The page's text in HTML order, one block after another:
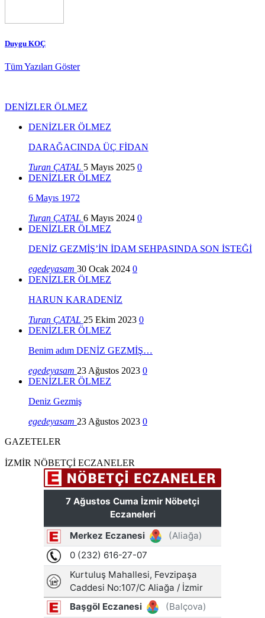
Duygu KOÇ
Tüm Yazıları Göster
DENİZLER ÖLMEZ
DENİZLER ÖLMEZ
DARAĞACINDA ÜÇ FİDAN
Turan ÇATAL 5 Mayıs 2025 0
DENİZLER ÖLMEZ
6 Mayıs 1972
Turan ÇATAL 6 Mayıs 2024 0
DENİZLER ÖLMEZ
DENİZ GEZMİŞ’İN İDAM SEHPASINDA SON İSTEĞİ
egedeyasam 30 Ocak 2024 0
DENİZLER ÖLMEZ
HARUN KARADENİZ
Turan ÇATAL 25 Ekim 2023 0
DENİZLER ÖLMEZ
Benim adım DENİZ GEZMİŞ…
egedeyasam 23 Ağustos 2023 0
DENİZLER ÖLMEZ
Deniz Gezmiş
egedeyasam 23 Ağustos 2023 0
GAZETELER
İZMİR NÖBETÇİ ECZANELER